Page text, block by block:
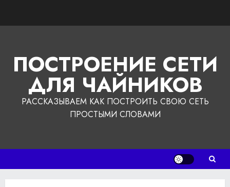
ПОСТРОЕНИЕ СЕТИ
ДЛЯ ЧАЙНИКОВ
РАССКАЗЫВАЕМ КАК ПОСТРОИТЬ СВОЮ СЕТЬ
ПРОСТЫМИ СЛОВАМИ